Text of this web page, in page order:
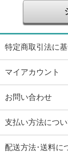
特定商取引法に
マイアカウント
お問い合わせ
支払い方法につ
配送方法･送料に